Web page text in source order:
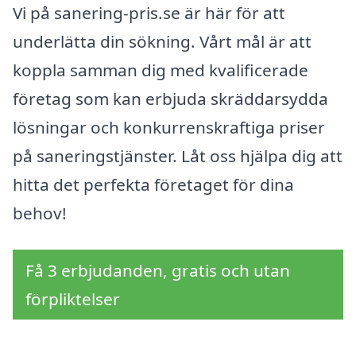
Vi på sanering-pris.se är här för att
underlätta din sökning. Vårt mål är att
koppla samman dig med kvalificerade
företag som kan erbjuda skräddarsydda
lösningar och konkurrenskraftiga priser
på saneringstjänster. Låt oss hjälpa dig att
hitta det perfekta företaget för dina
behov!
Få 3 erbjudanden, gratis och utan
förpliktelser